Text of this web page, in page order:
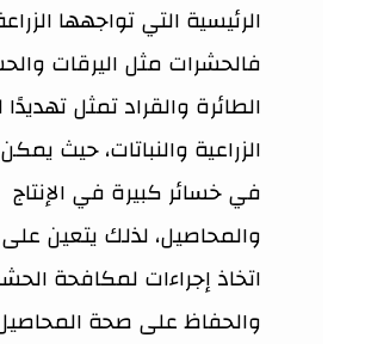
الرئيسية التي تواجهها
فالحشرات مثل اليرقات
الطائرة والقراد تمثل
الزراعية والنباتات، حيث
في خسائر كبيرة في الإنتاج
والمحاصيل، لذلك يتعين على
اتخاذ إجراءات لمكافحة
والحفاظ على صحة